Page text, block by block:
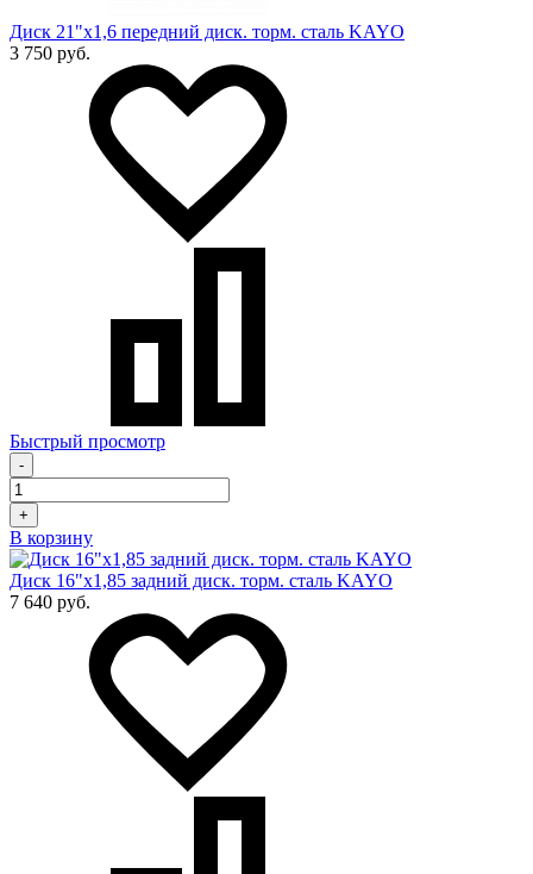
Диск 21"х1,6 передний диск. торм. сталь KAYO
3 750 руб.
Быстрый просмотр
-
+
В корзину
Диск 16"х1,85 задний диск. торм. сталь KAYO
7 640 руб.